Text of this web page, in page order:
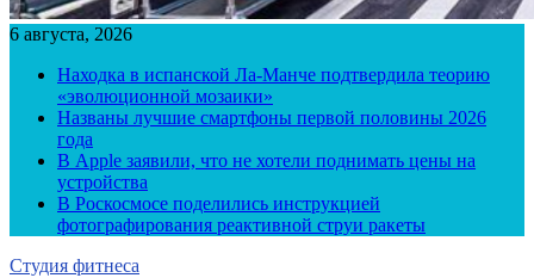
6 августа, 2026
Находка в испанской Ла-Манче подтвердила теорию
«эволюционной мозаики»
Названы лучшие смартфоны первой половины 2026
года
В Apple заявили, что не хотели поднимать цены на
устройства
В Роскосмосе поделились инструкцией
фотографирования реактивной струи ракеты
Студия фитнеса